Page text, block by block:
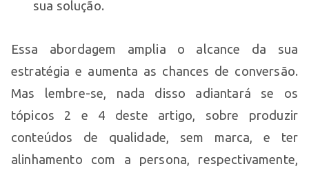
sua solução.
Essa abordagem amplia o alcance da sua
estratégia e aumenta as chances de conversão.
Mas lembre-se, nada disso adiantará se os
tópicos 2 e 4 deste artigo, sobre produzir
conteúdos de qualidade, sem marca, e ter
alinhamento com a persona, respectivamente,